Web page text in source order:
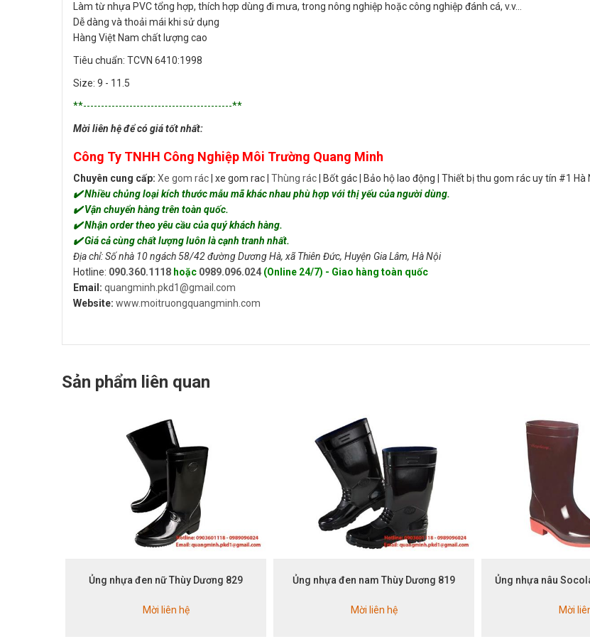
Làm từ nhựa PVC tổng hợp, thích hợp dùng đi mưa, trong nông nghiệp hoặc công nghiệp đánh cá, v.v…
Dễ dàng và thoải mái khi sử dụng
Hàng Việt Nam chất lượng cao
Tiêu chuẩn: TCVN 6410:1998
Size: 9 - 11.5
**------------------------------------------**
Mời liên hệ để có giá tốt nhất:
Công Ty TNHH Công Nghiệp Môi Trường Quang Minh
Chuyên cung cấp: Xe gom rác | xe gom rac | Thùng rác | Bốt gác | Bảo hộ lao động | Thiết bị thu gom rác uy tín #1
✔️ Nhiều chủng loại kích thước mẫu mã khác nhau phù hợp với thị yếu của người dùng.
✔️ Vận chuyển hàng trên toàn quốc.
✔️ Nhận order theo yêu cầu của quý khách hàng.
✔️ Giá cả cùng chất lượng luôn là cạnh tranh nhất.
Địa chỉ: Số nhà 10 ngách 58/42 đường Dương Hà, xã Thiên Đức, Huyện Gia Lâm, Hà Nội
Hotline: 090.360.1118 hoặc 0989.096.024 (Online 24/7) - Giao hàng toàn quốc
Email: quangminh.pkd1@gmail.com
Website: www.moitruongquangminh.com
Sản phẩm liên quan
Ủng nhựa đen nữ Thùy Dương 829
Mời liên hệ
Ủng nhựa đen nam Thùy Dương 819
Mời liên hệ
Ủng nhựa nâu
Mời